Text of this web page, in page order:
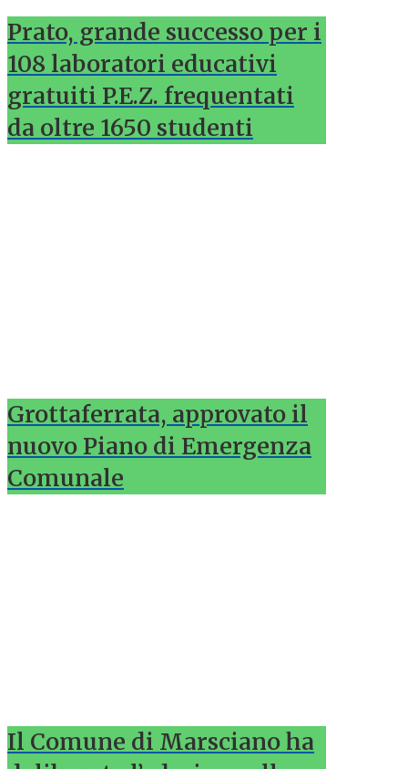
Prato, grande successo per i
108 laboratori educativi
gratuiti P.E.Z. frequentati
da oltre 1650 studenti
Grottaferrata, approvato il
nuovo Piano di Emergenza
Comunale
Il Comune di Marsciano ha